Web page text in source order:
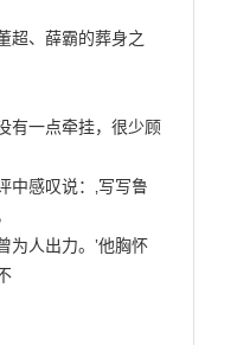
超、薛霸的葬身之
有一点牵挂，很少顾
中感叹说：‚写写鲁
为人出力。‛他胸怀